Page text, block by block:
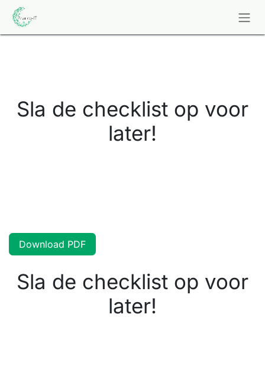
Overslaan naar inhoud
Sla de checklist op voor
later!
Download PDF
Sla de checklist op voor
later!